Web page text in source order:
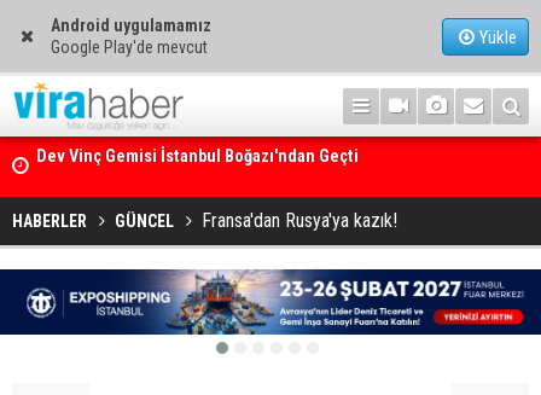
Android uygulamamız
Google Play'de mevcut
Yükle
Ege Denizi’nin En Büyük Mercan Ormanı
HABERLER GÜNCEL Fransa'dan Rusya'ya kazık!